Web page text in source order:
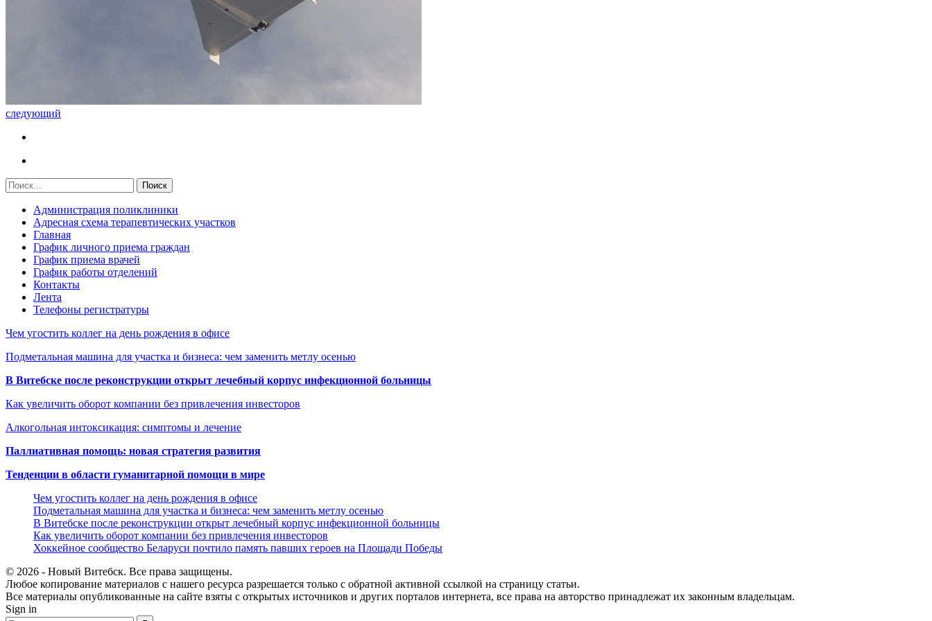
следующий
Администрация поликлиники
Адресная схема терапевтических участков
Главная
График личного приема граждан
График приема врачей
График работы отделений
Контакты
Лента
Телефоны регистратуры
Чем угостить коллег на день рождения в офисе
Подметальная машина для участка и бизнеса: чем заменить метлу осенью
В Витебске после реконструкции открыт лечебный корпус инфекционной больницы
Как увеличить оборот компании без привлечения инвесторов
Алкогольная интоксикация: симптомы и лечение
Паллиативная помощь: новая стратегия развития
Тенденции в области гуманитарной помощи в мире
Чем угостить коллег на день рождения в офисе
Подметальная машина для участка и бизнеса: чем заменить метлу осенью
В Витебске после реконструкции открыт лечебный корпус инфекционной больницы
Как увеличить оборот компании без привлечения инвесторов
Хоккейное сообщество Беларуси почтило память павших героев на Площади Победы
© 2026 - Новый Витебск. Все права защищены.
Любое копирование материалов с нашего ресурса разрешается только с обратной активной ссылкой на страницу статьи.
Все материалы опубликованные на сайте взяты с открытых источников и других порталов интернета, все права на авторство принадлежат их законным владельцам.
Sign in